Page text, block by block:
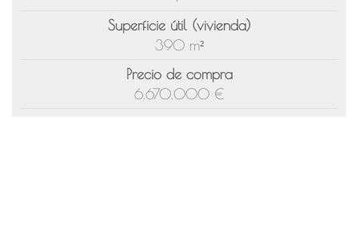
Superficie útil (vivienda)
390 m²
Precio de compra
6.670.000 €